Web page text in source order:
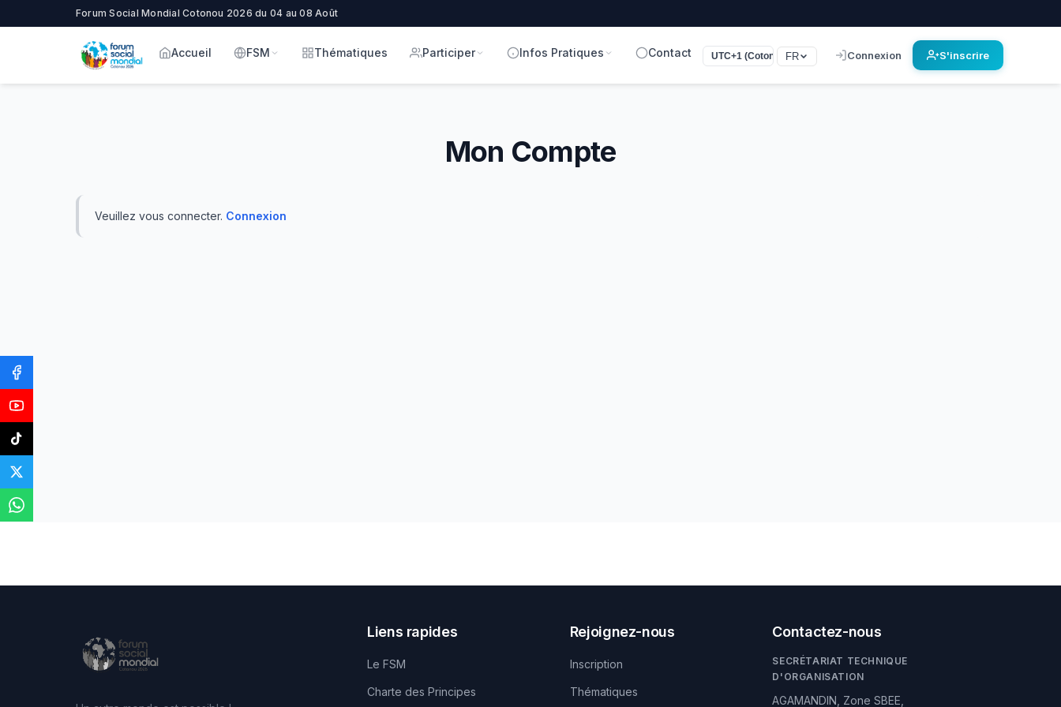
Forum Social Mondial Cotonou 2026 du 04 au 08 Août
Accueil FSM Thématiques Participer Infos Pratiques Contact UTC+1 (Cotonou, Lagos, Londres)
FR Connexion S'inscrire
Mon Compte
Veuillez vous connecter. Connexion
Liens rapides
Le FSM
Charte des Principes
Rejoignez-nous
Inscription
Thématiques
Contactez-nous
SECRÉTARIAT TECHNIQUE
D'ORGANISATION
AGAMANDIN, Zone SBEE,